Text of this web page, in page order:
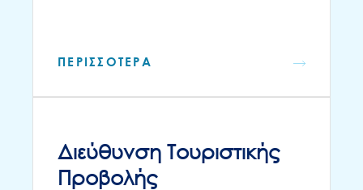
ΠΕΡΙΣΣΟΤΕΡΑ
Διεύθυνση Τουριστικής
Προβολής